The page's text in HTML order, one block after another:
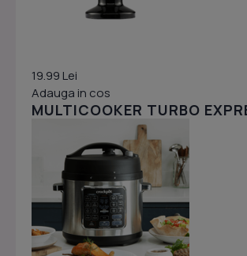
19.99 Lei
Adauga in cos
MULTICOOKER TURBO